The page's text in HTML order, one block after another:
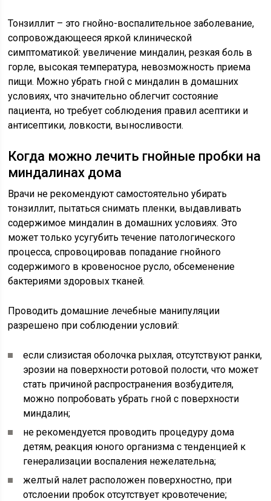
Тонзиллит – это гнойно-воспалительное заболевание,
сопровождающееся яркой клинической
симптоматикой: увеличение миндалин, резкая боль в
горле, высокая температура, невозможность приема
пищи. Можно убрать гной с миндалин в домашних
условиях, что значительно облегчит состояние
пациента, но требует соблюдения правил асептики и
антисептики, ловкости, выносливости.
Когда можно лечить гнойные пробки на
миндалинах дома
Врачи не рекомендуют самостоятельно убирать
тонзиллит, пытаться снимать пленки, выдавливать
содержимое миндалин в домашних условиях. Это
может только усугубить течение патологического
процесса, спровоцировав попадание гнойного
содержимого в кровеносное русло, обсеменение
бактериями здоровых тканей.
Проводить домашние лечебные манипуляции
разрешено при соблюдении условий:
если слизистая оболочка рыхлая, отсутствуют ранки,
эрозии на поверхности ротовой полости, что может
стать причиной распространения возбудителя,
можно попробовать убрать гной с поверхности
миндалин;
не рекомендуется проводить процедуру дома
детям, реакция юного организма с тенденцией к
генерализации воспаления нежелательна;
желтый налет расположен поверхностно, при
отслоении пробок отсутствует кровотечение;